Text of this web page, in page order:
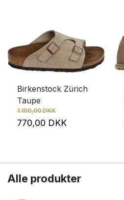
Birkenstock Zürich
Taupe
1.100,00 DKK
770,00 DKK
Alle produkter